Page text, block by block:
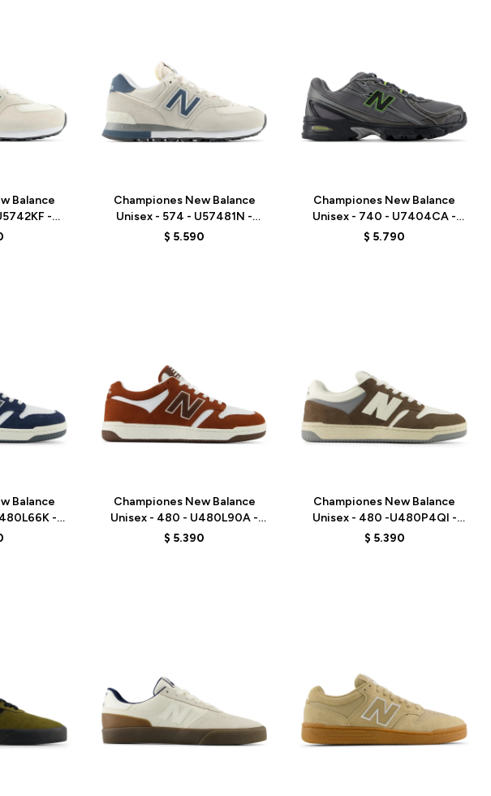
Balance
-
Championes New Balance
Unisex - 574 - U57481N -
GREY/BLUE
$ 5.590
Championes New Balance
Unisex - 740 - U7404CA -
GREY
$ 5.790
Balance
-
Championes New Balance
Unisex - 480 - U480L90A -
BROWN
$ 5.390
Championes New Balance
Unisex - 480 -U480P4QI -
BROWN
$ 5.390